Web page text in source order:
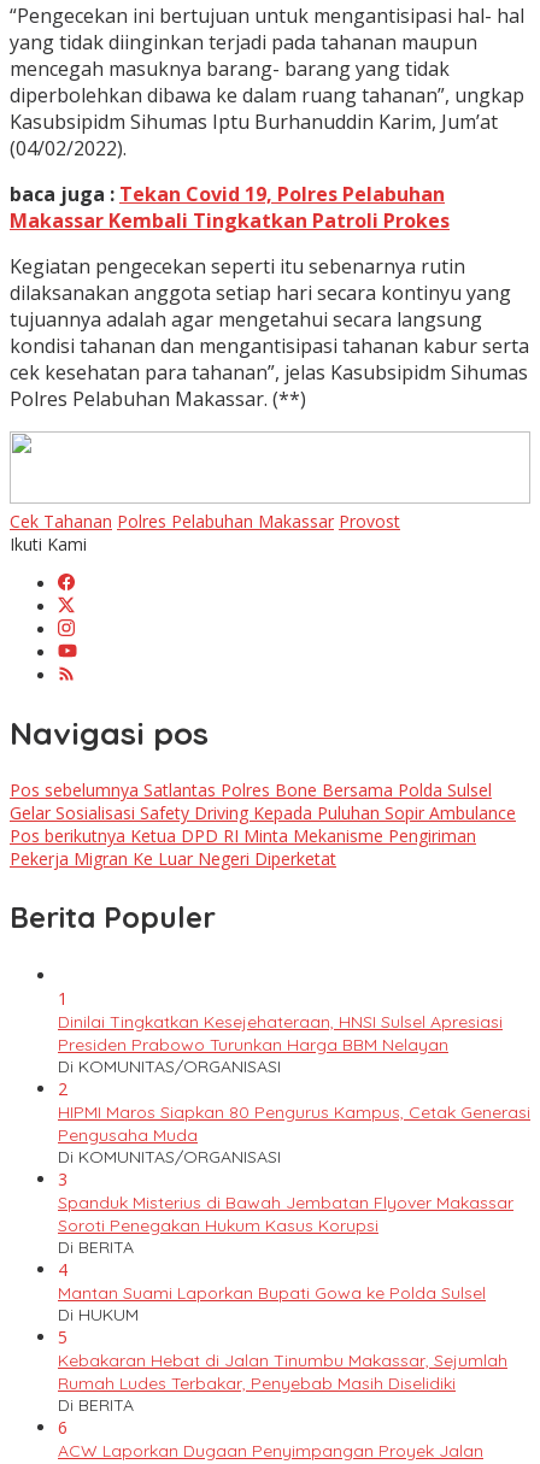
“Pengecekan ini bertujuan untuk mengantisipasi hal- hal
yang tidak diinginkan terjadi pada tahanan maupun
mencegah masuknya barang- barang yang tidak
diperbolehkan dibawa ke dalam ruang tahanan”, ungkap
Kasubsipidm Sihumas Iptu Burhanuddin Karim, Jum’at
(04/02/2022).
baca juga : Tekan Covid 19, Polres Pelabuhan
Makassar Kembali Tingkatkan Patroli Prokes
Kegiatan pengecekan seperti itu sebenarnya rutin
dilaksanakan anggota setiap hari secara kontinyu yang
tujuannya adalah agar mengetahui secara langsung
kondisi tahanan dan mengantisipasi tahanan kabur serta
cek kesehatan para tahanan”, jelas Kasubsipidm Sihumas
Polres Pelabuhan Makassar. (**)
Cek Tahanan Polres Pelabuhan Makassar Provost
Ikuti Kami
Navigasi pos
Pos sebelumnya Satlantas Polres Bone Bersama Polda Sulsel
Gelar Sosialisasi Safety Driving Kepada Puluhan Sopir Ambulance
Pos berikutnya Ketua DPD RI Minta Mekanisme Pengiriman
Pekerja Migran Ke Luar Negeri Diperketat
Berita Populer
1
Dinilai Tingkatkan Kesejehateraan, HNSI Sulsel Apresiasi
Presiden Prabowo Turunkan Harga BBM Nelayan
Di KOMUNITAS/ORGANISASI
2
HIPMI Maros Siapkan 80 Pengurus Kampus, Cetak Generasi
Pengusaha Muda
Di KOMUNITAS/ORGANISASI
3
Spanduk Misterius di Bawah Jembatan Flyover Makassar
Soroti Penegakan Hukum Kasus Korupsi
Di BERITA
4
Mantan Suami Laporkan Bupati Gowa ke Polda Sulsel
Di HUKUM
5
Kebakaran Hebat di Jalan Tinumbu Makassar, Sejumlah
Rumah Ludes Terbakar, Penyebab Masih Diselidiki
Di BERITA
6
ACW Laporkan Dugaan Penyimpangan Proyek Jalan